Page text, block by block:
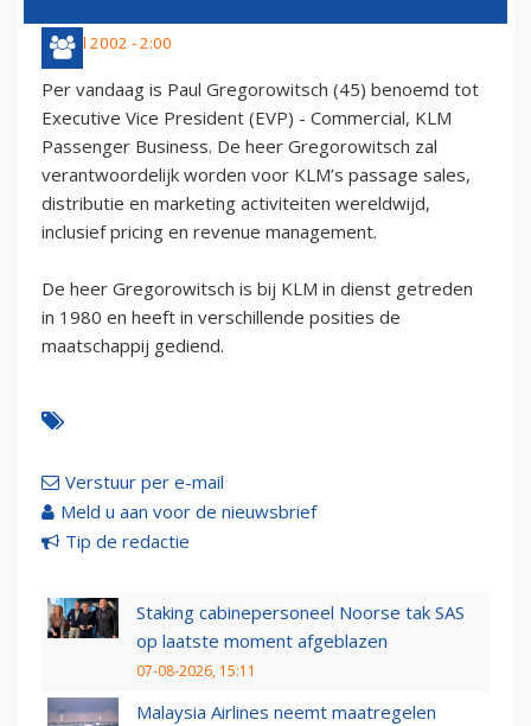
1 april 2002 - 2:00
Per vandaag is Paul Gregorowitsch (45) benoemd tot
Executive Vice President (EVP) - Commercial, KLM
Passenger Business. De heer Gregorowitsch zal
verantwoordelijk worden voor KLM’s passage sales,
distributie en marketing activiteiten wereldwijd,
inclusief pricing en revenue management.
De heer Gregorowitsch is bij KLM in dienst getreden
in 1980 en heeft in verschillende posities de
maatschappij gediend.
Verstuur per e-mail
Meld u aan voor de nieuwsbrief
Tip de redactie
Staking cabinepersoneel Noorse tak SAS
op laatste moment afgeblazen
07-08-2026, 15:11
Malaysia Airlines neemt maatregelen